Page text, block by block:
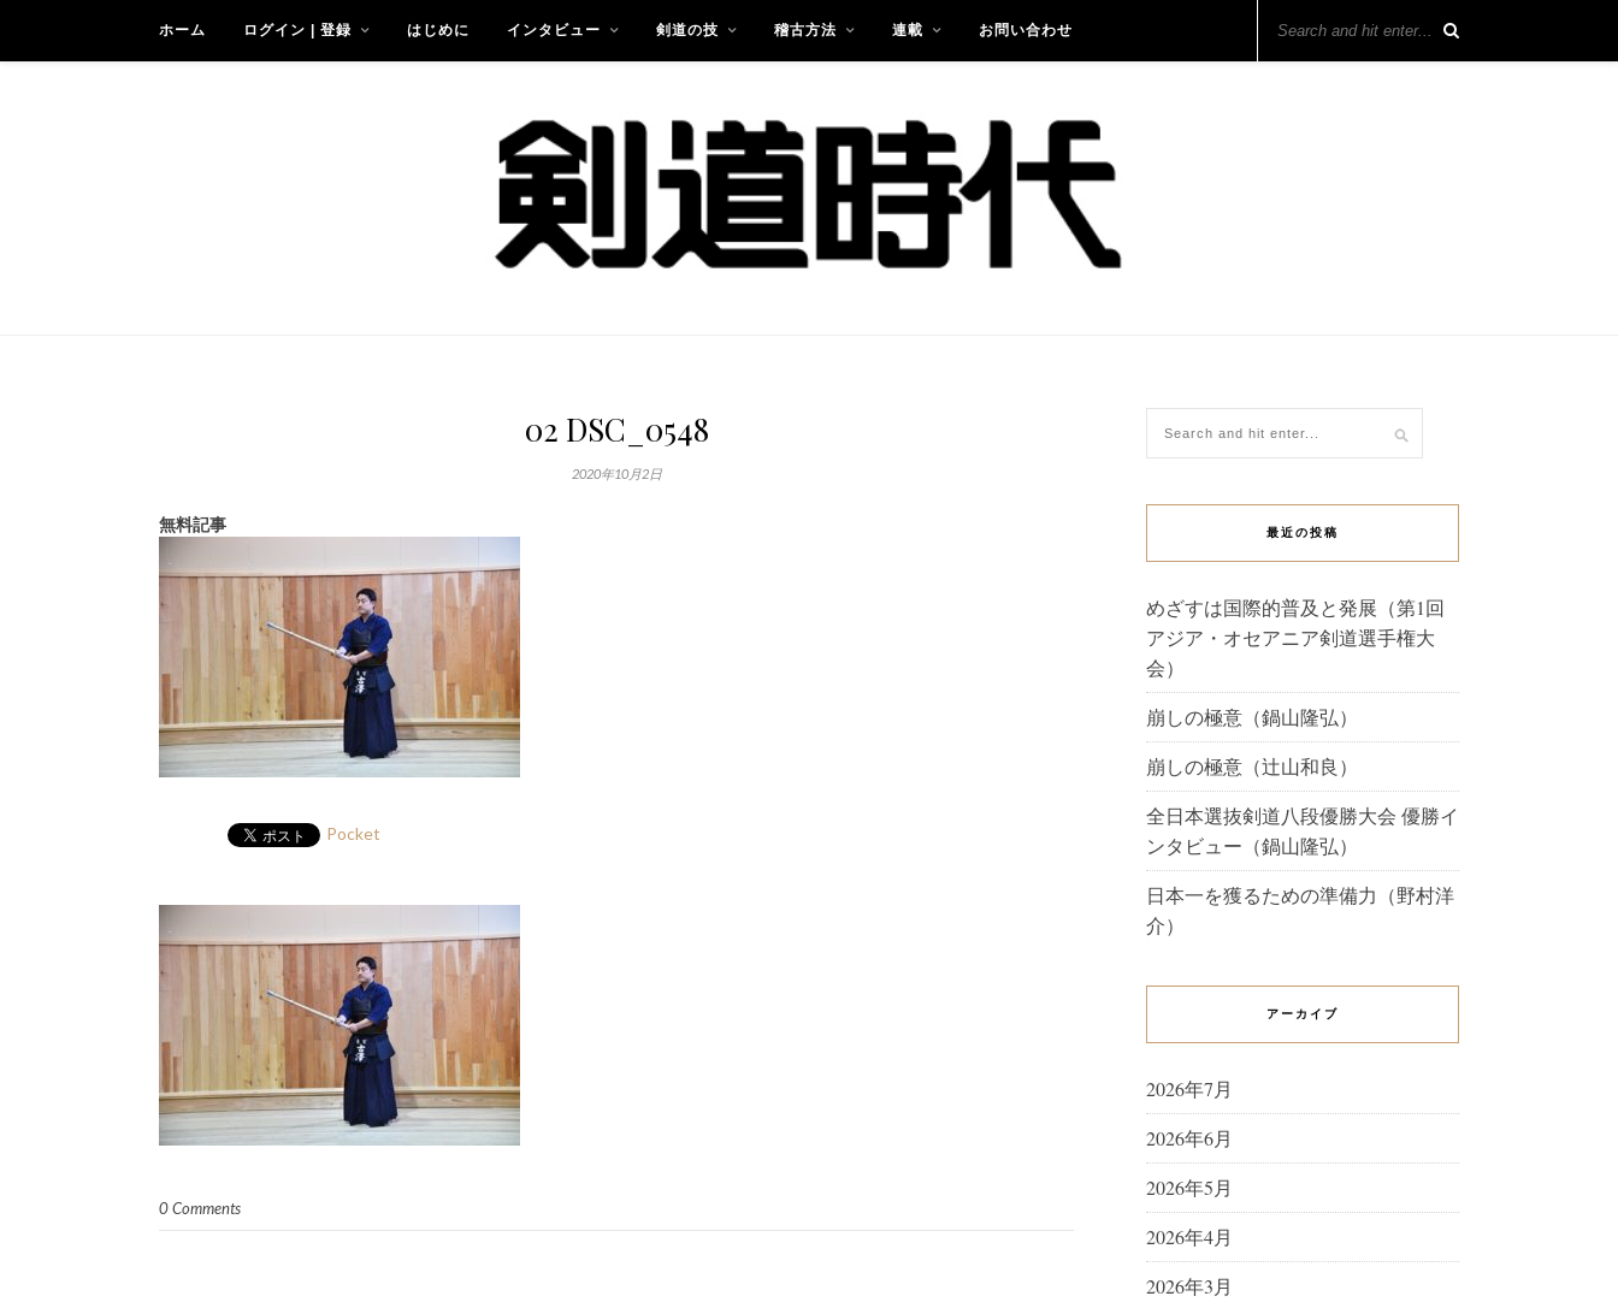
ホーム ログイン | 登録 はじめに インタビュー 剣道の技 稽古方法 連載 お問い合わせ
02 DSC_0548
2020年10月2日
無料記事
Pocket
0 Comments
最近の投稿
めざすは国際的普及と発展（第1回
アジア・オセアニア剣道選手権大
会）
崩しの極意（鍋山隆弘）
崩しの極意（辻山和良）
全日本選抜剣道八段優勝大会 優勝イ
ンタビュー（鍋山隆弘）
日本一を獲るための準備力（野村洋
介）
アーカイブ
2026年7月
2026年6月
2026年5月
2026年4月
2026年3月